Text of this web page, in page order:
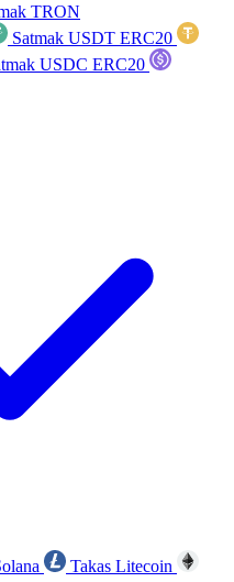
TRON
Satmak USDT ERC20
USDC ERC20
Takas Litecoin